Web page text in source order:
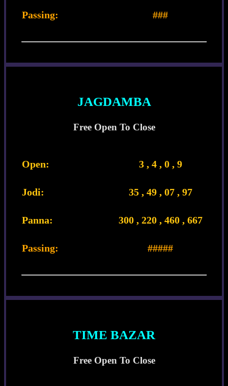
Passing: ###
JAGDAMBA
Free Open To Close
Open: 3 , 4 , 0 , 9
Jodi: 35 , 49 , 07 , 97
Panna: 300 , 220 , 460 , 667
Passing: #####
TIME BAZAR
Free Open To Close